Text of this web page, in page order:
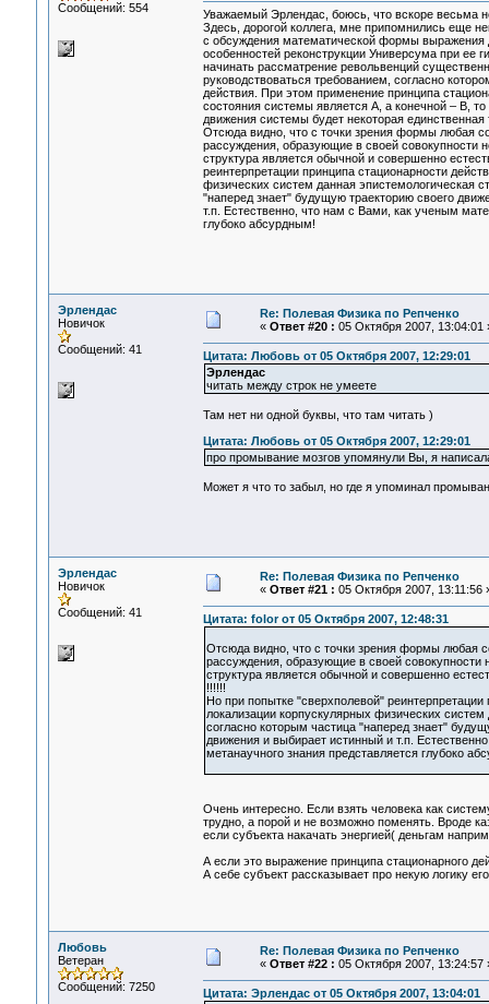
Сообщений: 554
Уважаемый Эрлендас, боюсь, что вскоре весьма
Здесь, дорогой коллега, мне припомнились еще
с обсуждения математической формы выражения
особенностей реконструкции Универсума при ее
начинать рассматрение револьвенций
руководствоваться требованием, согласно
действия. При этом применение принципа
состояния системы является А, а конечной – В,
движения системы будет некоторая
Отсюда видно, что с точки зрения формы любая
рассуждения, образующие в своей совокупности
структура является обычной и совершенно
реинтерпретации принципа стационарности
физических систем данная эпистемологическая
"наперед знает" будущую траекторию своего
т.п. Естественно, что нам с Вами, как ученым
глубоко абсурдным!
Эрлендас
Новичок
Сообщений: 41
Re: Полевая Физика по Репченко
« Ответ #20 : 05 Октября 2007, 13:04:01
Цитата: Любовь от 05 Октября 2007, 12:29:01
Эрлендас
читать между строк не умеете
Там нет ни одной буквы, что там читать )
Цитата: Любовь от 05 Октября 2007, 12:29:01
про промывание мозгов упомянули Вы, я
Может я что то забыл, но где я упоминал
Эрлендас
Новичок
Сообщений: 41
Re: Полевая Физика по Репченко
« Ответ #21 : 05 Октября 2007, 13:11:56
Цитата: folor от 05 Октября 2007, 12:48:31
Отсюда видно, что с точки зрения формы любая
рассуждения, образующие в своей совокупности
структура является обычной и совершенно
!!!!!!
Но при попытке "сверхполевой"
локализации корпускулярных физических
согласно которым частица "наперед знает"
движения и выбирает истинный и т.п.
метанаучного знания представляется глубоко
Очень интересно. Если взять человека как
трудно, а порой и не возможно поменять. Вроде
если субъекта накачать энергией( деньгам
А если это выражение принципа стационарного
А себе субъект рассказывает про некую логику
Любовь
Ветеран
Сообщений: 7250
Re: Полевая Физика по Репченко
« Ответ #22 : 05 Октября 2007, 13:24:57
Цитата: Эрлендас от 05 Октября 2007, 13:04:01